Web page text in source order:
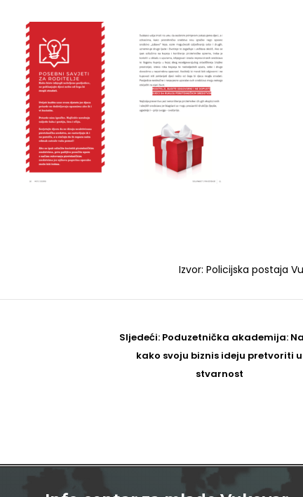
Izvor: Policijska postaja
Sljedeći: Sljedeći
Post
Poduzetnička akademija:
kako svoju biznis ideju pretvoriti u
stvarnost